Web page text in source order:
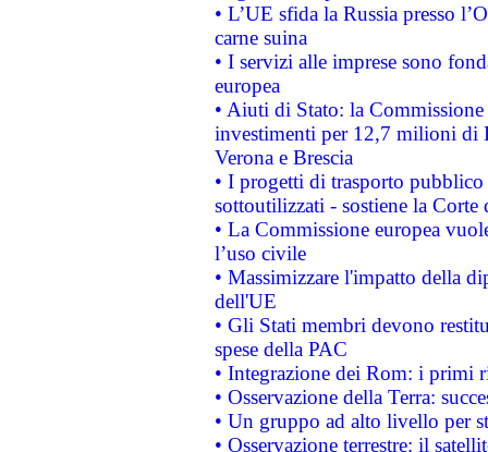
• L’UE sfida la Russia presso
carne suina
• I servizi alle imprese sono
europea
• Aiuti di Stato: la
investimenti per 12,7 milioni di
Verona e Brescia
• I progetti di trasporto
sottoutilizzati - sostiene la Corte
• La Commissione europea
l’uso civile
• Massimizzare l'impatto della
dell'UE
• Gli Stati membri devono
spese della PAC
• Integrazione dei Rom: i primi
• Osservazione della Terra:
• Un gruppo ad alto livello per
• Osservazione terrestre: il